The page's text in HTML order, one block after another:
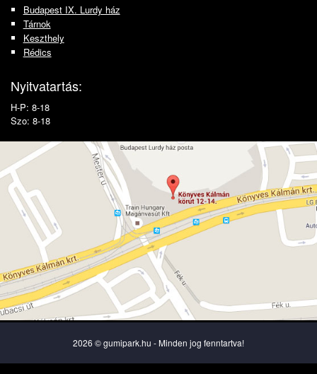
Budapest IX. Lurdy ház
Tárnok
Keszthely
Rédics
Nyitvatartás:
H-P: 8-18
Szo: 8-18
2026 © gumipark.hu - Minden jog fenntartva!